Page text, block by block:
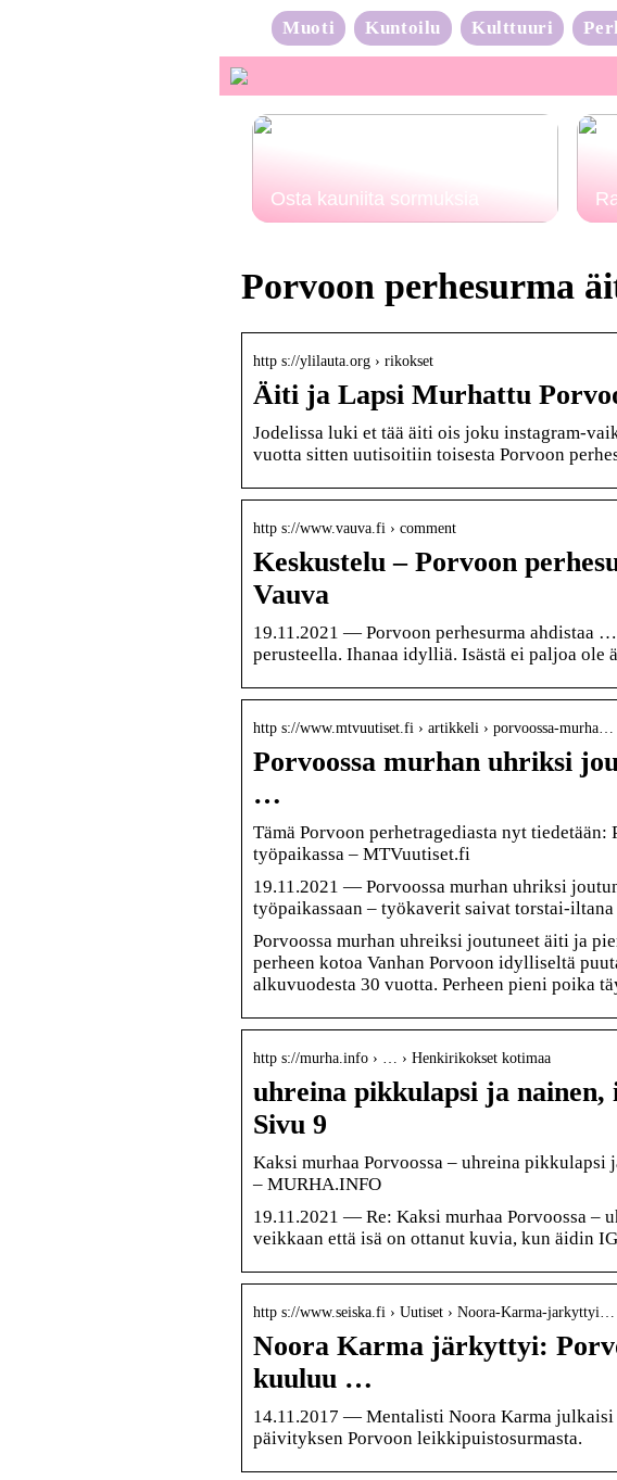
Muoti Kuntoilu Kulttuuri
Osta kauniita sormuksia
Porvoon perhesurma
http s://ylilauta.org › rikokset
Äiti ja Lapsi Murhattu
Jodelissa luki et tää äiti ois joku instagram-
vuotta sitten uutisoitiin toisesta Porvoon
http s://www.vauva.fi › comment
Keskustelu – Porvoon
Vauva
19.11.2021 — Porvoon perhesurma ahdistaa
perusteella. Ihanaa idylliä. Isästä ei paljoa ole
http s://www.mtvuutiset.fi › artikkeli › porvoossa-murha…
Porvoossa murhan uhriksi
…
Tämä Porvoon perhetragediasta nyt
työpaikassa – MTVuutiset.fi
19.11.2021 — Porvoossa murhan uhriksi
työpaikassaan – työkaverit saivat torstai-
Porvoossa murhan uhreiksi joutuneet äiti ja
perheen kotoa Vanhan Porvoon idylliseltä
alkuvuodesta 30 vuotta. Perheen pieni poika
http s://murha.info › … › Henkirikokset kotimaa
uhreina pikkulapsi ja nainen,
Sivu 9
Kaksi murhaa Porvoossa – uhreina pikkulapsi
– MURHA.INFO
19.11.2021 — Re: Kaksi murhaa Porvoossa
veikkaan että isä on ottanut kuvia, kun äidin
http s://www.seiska.fi › Uutiset › Noora-Karma-jarkyttyi…
Noora Karma järkyttyi:
kuuluu …
14.11.2017 — Mentalisti Noora Karma julkaisi
päivityksen Porvoon leikkipuistosurmasta.